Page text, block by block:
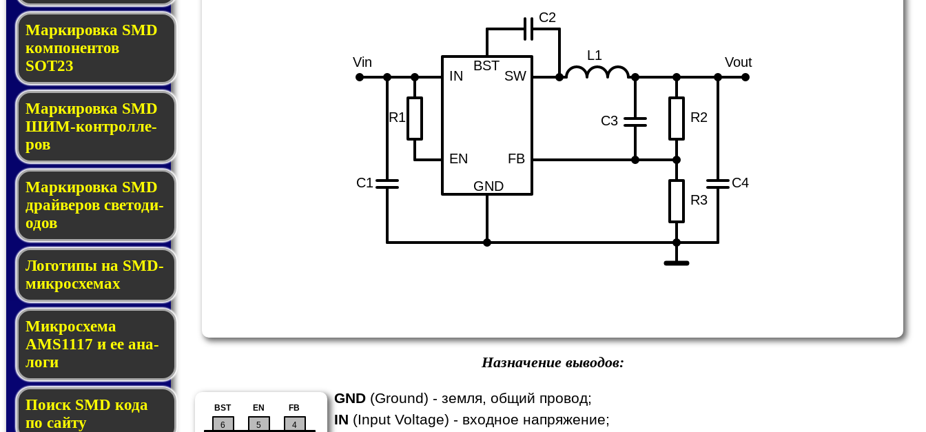
Маркировка SMD
ком­по­нен­тов
SOT23
Маркировка SMD
ШИМ-кон­трол­ле­
ров
Маркировка SMD
драй­ве­ров све­то­ди­
о­дов
Логотипы на SMD-
мик­ро­схе­мах
Микросхема
AMS1117 и ее ана­
ло­ги
Поиск SMD ко­да
по сай­ту
C1 C4
R2
R3
L1
Vin
Vout
IN
EN
SW
FB
GND
BST
C2
R1 C3
Назначение выводов:
4
FB
EN
5
6
BST
GND (Ground) - земля, общий провод;
IN (Input Voltage) - входное напряжение;